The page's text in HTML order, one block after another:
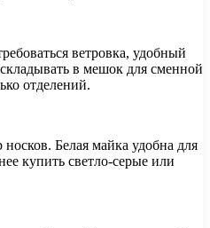
ветровка, удобный
в мешок для сменной
отделений.
Белая майка удобна для
купить светло-серые или